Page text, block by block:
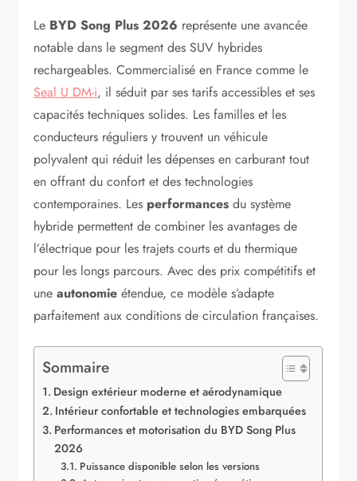
Le BYD Song Plus 2026 représente une avancée
notable dans le segment des SUV hybrides
rechargeables. Commercialisé en France comme le
Seal U DM-i, il séduit par ses tarifs accessibles et ses
capacités techniques solides. Les familles et les
conducteurs réguliers y trouvent un véhicule
polyvalent qui réduit les dépenses en carburant tout
en offrant du confort et des technologies
contemporaines. Les performances du système
hybride permettent de combiner les avantages de
l’électrique pour les trajets courts et du thermique
pour les longs parcours. Avec des prix compétitifs et
uneautonomie étendue, ce modèle s’adapte
parfaitement aux conditions de circulation françaises.
Sommaire
Design extérieur moderne et aérodynamique
Intérieur confortable et technologies embarquées
Performances et motorisation du BYD Song Plus
2026
Puissance disponible selon les versions